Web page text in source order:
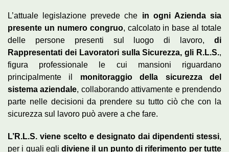
L’attuale legislazione prevede che in ogni Azienda sia
presente un numero congruo, calcolato in base al totale
delle persone presenti sul luogo di lavoro, di
Rappresentati dei Lavoratori sulla Sicurezza, gli R.L.S.,
figura professionale le cui mansioni riguardano
principalmente il monitoraggio della sicurezza del
sistema aziendale, collaborando attivamente e prendendo
parte nelle decisioni da prendere su tutto ciò che con la
sicurezza sul lavoro può avere a che fare.
L’R.L.S. viene scelto e designato dai dipendenti stessi,
per i quali eglidiviene il un punto di riferimento per tutte